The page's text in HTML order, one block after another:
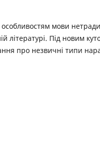
мови
літературі. Під новим
про незвичні типи